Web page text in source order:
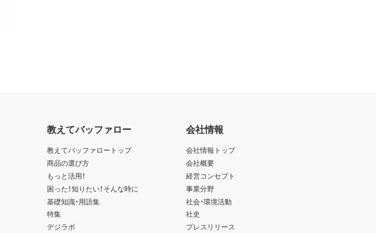
教えてバッファロー
教えてバッファロートップ
商品の選び方
もっと活用！
困った！知りたい！そんな時に
基礎知識・用語集
特集
デジラボ
会社情報
会社情報トップ
会社概要
経営コンセプト
事業分野
社会・環境活動
社史
プレスリリース